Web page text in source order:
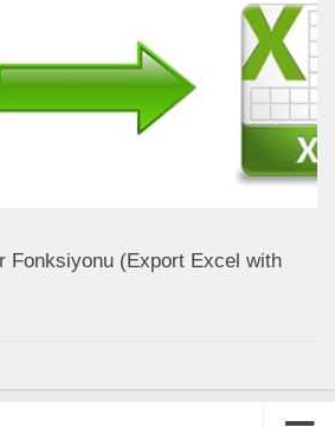
Fonksiyonu (Export Excel with